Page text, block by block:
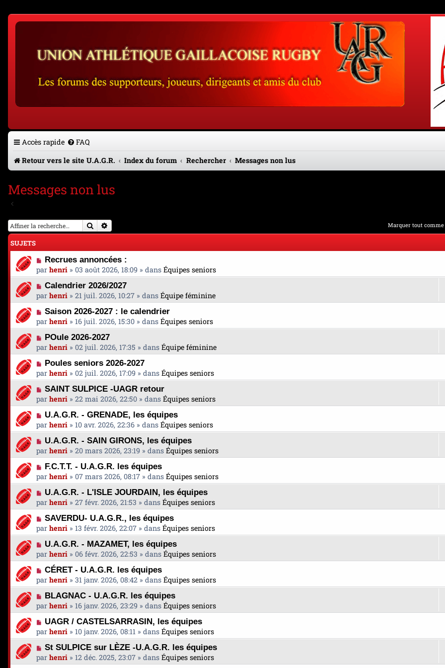
Accès rapide FAQ
Retour vers le site U.A.G.R.
Index du forum Rechercher Messages non lus
Messages non lus
Rechercher Marquer tout
SUJETS
N
o
u
v
e
a
u
m
e
s
s
a
g
e
Recrues annoncées :
par henri » 03 août 2026, 18:09 » dans Équipes seniors
N
o
u
v
e
a
u
m
e
s
s
a
g
e
Calendrier 2026/2027
par henri » 21 juil. 2026, 10:27 » dans Équipe féminine
N
o
u
v
e
a
u
m
e
s
s
a
g
e
Saison 2026-2027 : le calendrier
par henri » 16 juil. 2026, 15:30 » dans Équipes seniors
N
o
u
v
e
a
u
m
e
s
s
a
g
e
POule 2026-2027
par henri » 02 juil. 2026, 17:35 » dans Équipe féminine
N
o
u
v
e
a
u
m
e
s
s
a
g
e
Poules seniors 2026-2027
par henri » 02 juil. 2026, 17:09 » dans Équipes seniors
N
o
u
v
e
a
u
m
e
s
s
a
g
e
SAINT SULPICE -UAGR retour
par henri » 22 mai 2026, 22:50 » dans Équipes seniors
N
o
u
v
e
a
u
m
e
s
s
a
g
e
U.A.G.R. - GRENADE, les équipes
par henri » 10 avr. 2026, 22:36 » dans Équipes seniors
N
o
u
v
e
a
u
m
e
s
s
a
g
e
U.A.G.R. - SAIN GIRONS, les équipes
par henri » 20 mars 2026, 23:19 » dans Équipes seniors
N
o
u
v
e
a
u
m
e
s
s
a
g
e
F.C.T.T. - U.A.G.R. les équipes
par henri » 07 mars 2026, 08:17 » dans Équipes seniors
N
o
u
v
e
a
u
m
e
s
s
a
g
e
U.A.G.R. - L'ISLE JOURDAIN, les équipes
par henri » 27 févr. 2026, 21:53 » dans Équipes seniors
N
o
u
v
e
u
m
e
s
s
a
g
e
SAVERDU- U.A.G.R., les équipes
par henri » 13 févr. 2026, 22:07 » dans Équipes seniors
N
o
u
v
e
a
u
m
e
s
s
a
g
e
U.A.G.R. - MAZAMET, les équipes
par henri » 06 févr. 2026, 22:53 » dans Équipes seniors
N
o
u
v
e
a
u
m
e
s
s
CÉRET - U.A.G.R. les équipes
par henri » 31 janv. 2026, 08:42 » dans Équipes seniors
N
o
u
v
e
a
u
m
BLAGNAC - U.A.G.R. les équipes
par henri » 16 janv. 2026, 23:29 » dans Équipes seniors
N
o
u
v
e
UAGR / CASTELSARRASIN, les équipes
par henri » 10 janv. 2026, 08:11 » dans Équipes seniors
N
o
u
St SULPICE sur LÈZE -U.A.G.R. les équipes
par henri » 12 déc. 2025, 23:07 » dans Équipes seniors